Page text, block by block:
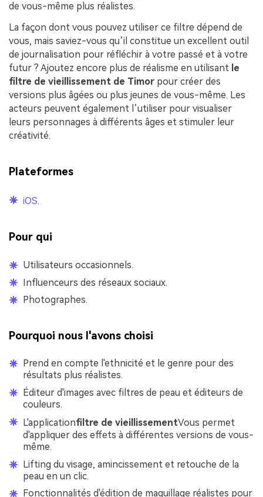
de vous-même plus réalistes.
La façon dont vous pouvez utiliser ce filtre dépend de
vous, mais saviez-vous qu’il constitue un excellent outil
de journalisation pour réfléchir à votre passé et à votre
futur ? Ajoutez encore plus de réalisme en utilisant le
filtre de vieillissement de Timor pour créer des
versions plus âgées ou plus jeunes de vous-même. Les
acteurs peuvent également l’utiliser pour visualiser
leurs personnages à différents âges et stimuler leur
créativité.
Plateformes
iOS.
Pour qui
Utilisateurs occasionnels.
Influenceurs des réseaux sociaux.
Photographes.
Pourquoi nous l'avons choisi
Prend en compte l'ethnicité et le genre pour des
résultats plus réalistes.
Éditeur d'images avec filtres de peau et éditeurs de
couleurs.
L'applicationfiltre de vieillissementVous permet
d'appliquer des effets à différentes versions de vous-
même.
Lifting du visage, amincissement et retouche de la
peau en un clic.
Fonctionnalités d'édition de maquillage réalistes pour